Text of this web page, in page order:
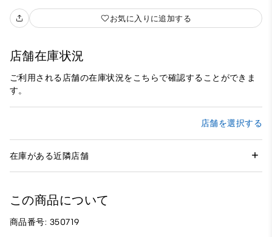
お気に入りに追加する
店舗在庫状況
ご利用される店舗の在庫状況をこちらで確認することができま
す。
店舗を選択する
在庫がある近隣店舗
この商品について
商品番号: 350719